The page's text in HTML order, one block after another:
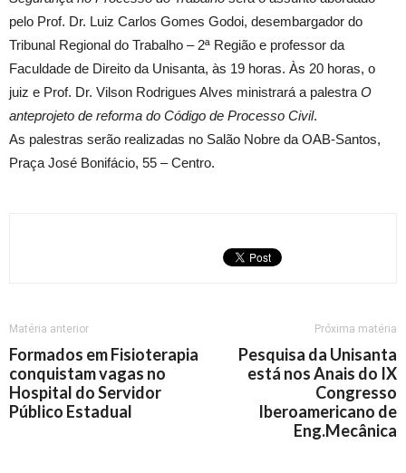
pelo Prof. Dr. Luiz Carlos Gomes Godoi, desembargador do
Tribunal Regional do Trabalho – 2ª Região e professor da
Faculdade de Direito da Unisanta, às 19 horas. Às 20 horas, o
juiz e Prof. Dr. Vilson Rodrigues Alves ministrará a palestra O
anteprojeto de reforma do Código de Processo Civil.
As palestras serão realizadas no Salão Nobre da OAB-Santos,
Praça José Bonifácio, 55 – Centro.
Matéria anterior
Formados em Fisioterapia
conquistam vagas no
Hospital do Servidor
Público Estadual
Próxima matéria
Pesquisa da Unisanta
está nos Anais do IX
Congresso
Iberoamericano de
Eng.Mecânica